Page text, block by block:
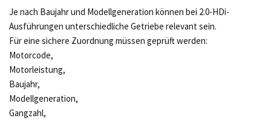
Je nach Baujahr und Modellgeneration können bei 2.0-HDi-
Ausführungen unterschiedliche Getriebe relevant sein.
Für eine sichere Zuordnung müssen geprüft werden:
Motorcode,
Motorleistung,
Baujahr,
Modellgeneration,
Gangzahl,